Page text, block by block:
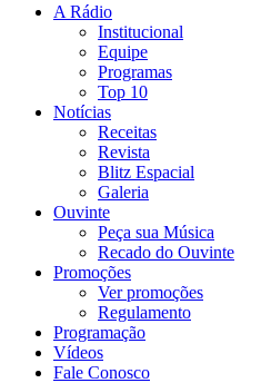
A Rádio
Institucional
Equipe
Programas
Top 10
Notícias
Receitas
Revista
Blitz Espacial
Galeria
Ouvinte
Peça sua Música
Recado do Ouvinte
Promoções
Ver promoções
Regulamento
Programação
Vídeos
Fale Conosco